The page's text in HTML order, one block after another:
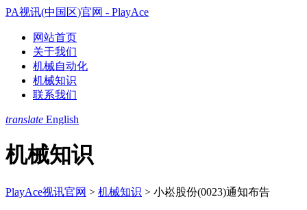
PA视讯(中国区)官网 - PlayAce
网站首页
关于我们
机械自动化
机械知识
联系我们
translate English
机械知识
PlayAce视讯官网 > 机械知识 > 小崧股份(0023)通知布告